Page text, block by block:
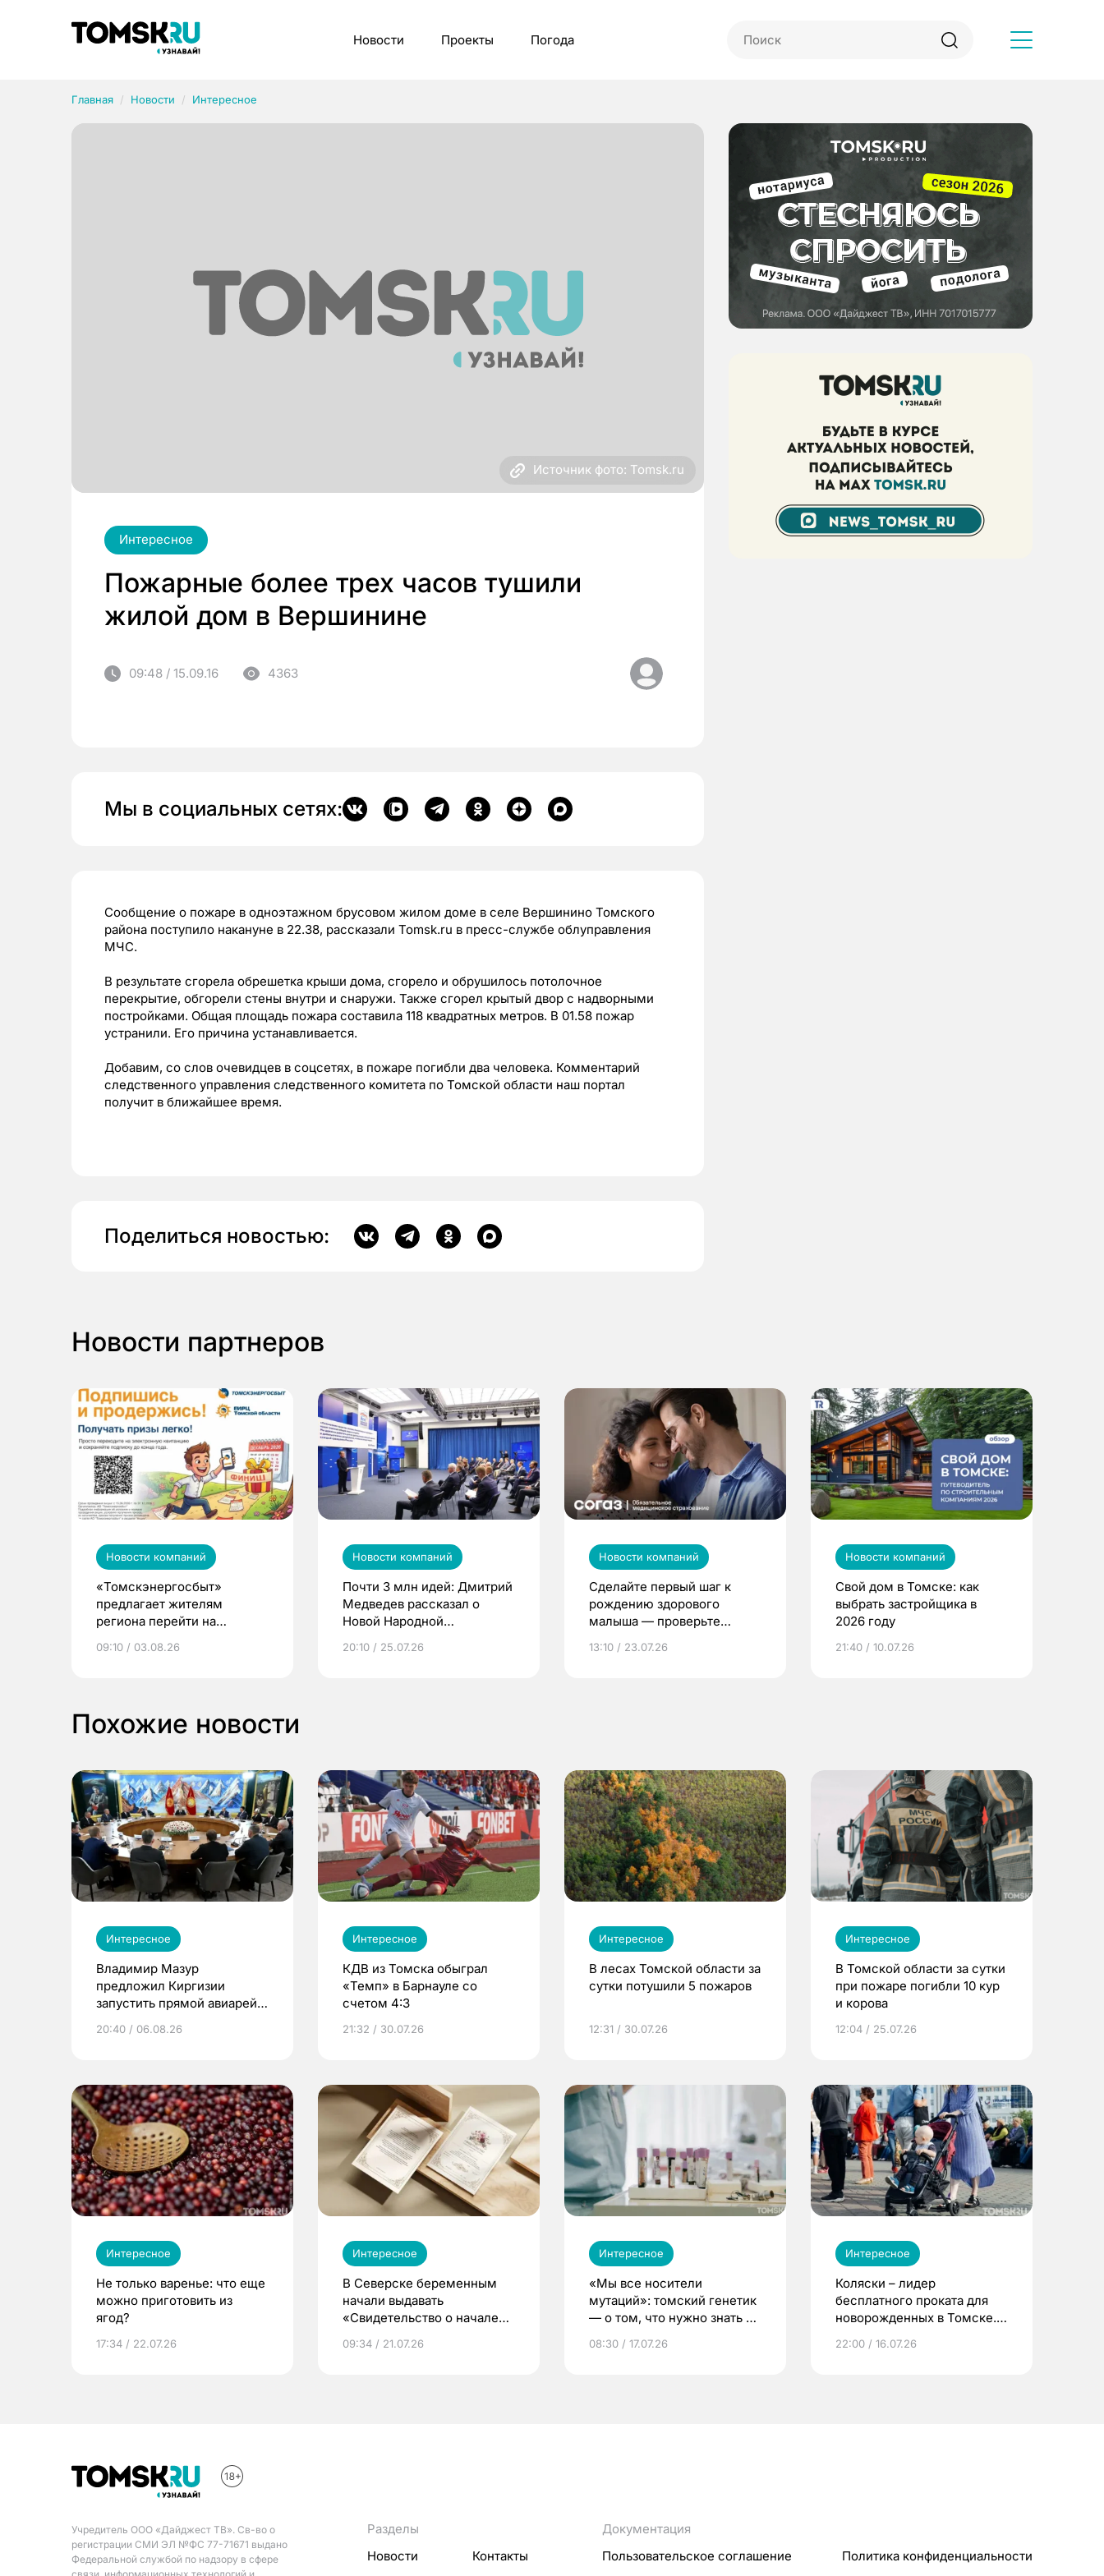
Новости Проекты Погода
Главная Новости Интересное
Источник фото: Tomsk.ru
Интересное
Пожарные более трех часов тушили
жилой дом в Вершинине
09:48 / 15.09.16 4363
Мы в социальных сетях:
Сообщение о пожаре в одноэтажном брусовом жилом доме в селе Вершинино Томского
района поступило накануне в 22.38, рассказали Tomsk.ru в пресс-службе облуправления
МЧС.
В результате сгорела обрешетка крыши дома, сгорело и обрушилось потолочное
перекрытие, обгорели стены внутри и снаружи. Также сгорел крытый двор с надворными
постройками. Общая площадь пожара составила 118 квадратных метров. В 01.58 пожар
устранили. Его причина устанавливается.
Добавим, со слов очевидцев в соцсетях, в пожаре погибли два человека. Комментарий
следственного управления следственного комитета по Томской области наш портал
получит в ближайшее время.
Поделиться новостью:
Новости партнеров
Новости компаний
«Томскэнергосбыт»
предлагает жителям
региона перейти на
выиграть призы
09:10 / 03.08.26
Новости компаний
Почти 3 млн идей: Дмитрий
Медведев рассказал о
Новой Народной
20:10 / 25.07.26
Новости компаний
Сделайте первый шаг к
рождению здорового
малыша — проверьте
по ОМС!
13:10 / 23.07.26
Новости компаний
Свой дом в Томске: как
выбрать застройщика в
2026 году
21:40 / 10.07.26
Похожие новости
Интересное
Владимир Мазур
предложил Киргизии
запустить прямой авиарейс
20:40 / 06.08.26
Интересное
КДВ из Томска обыграл
«Темп» в Барнауле со
счетом 4:3
21:32 / 30.07.26
Интересное
В лесах Томской области за
сутки потушили 5 пожаров
12:31 / 30.07.26
Интересное
В Томской области за сутки
при пожаре погибли 10 кур
и корова
12:04 / 25.07.26
Интересное
Не только варенье: что еще
можно приготовить из
ягод?
17:34 / 22.07.26
Интересное
В Северске беременным
начали выдавать
«Свидетельство о начале
09:34 / 21.07.26
Интересное
«Мы все носители
мутаций»: томский генетик
— о том, что нужно знать до
08:30 / 17.07.26
Интересное
Коляски – лидер
бесплатного проката для
новорожденных в Томске.
22:00 / 16.07.26
Учредитель ООО «Дайджест ТВ». Св-во о
регистрации СМИ ЭЛ №ФС 77-71671 выдано
Федеральной службой по надзору в сфере
Разделы
Новости
Контакты
Документация
Пользовательское соглашение
Политика конфиденциальности
Рубрики